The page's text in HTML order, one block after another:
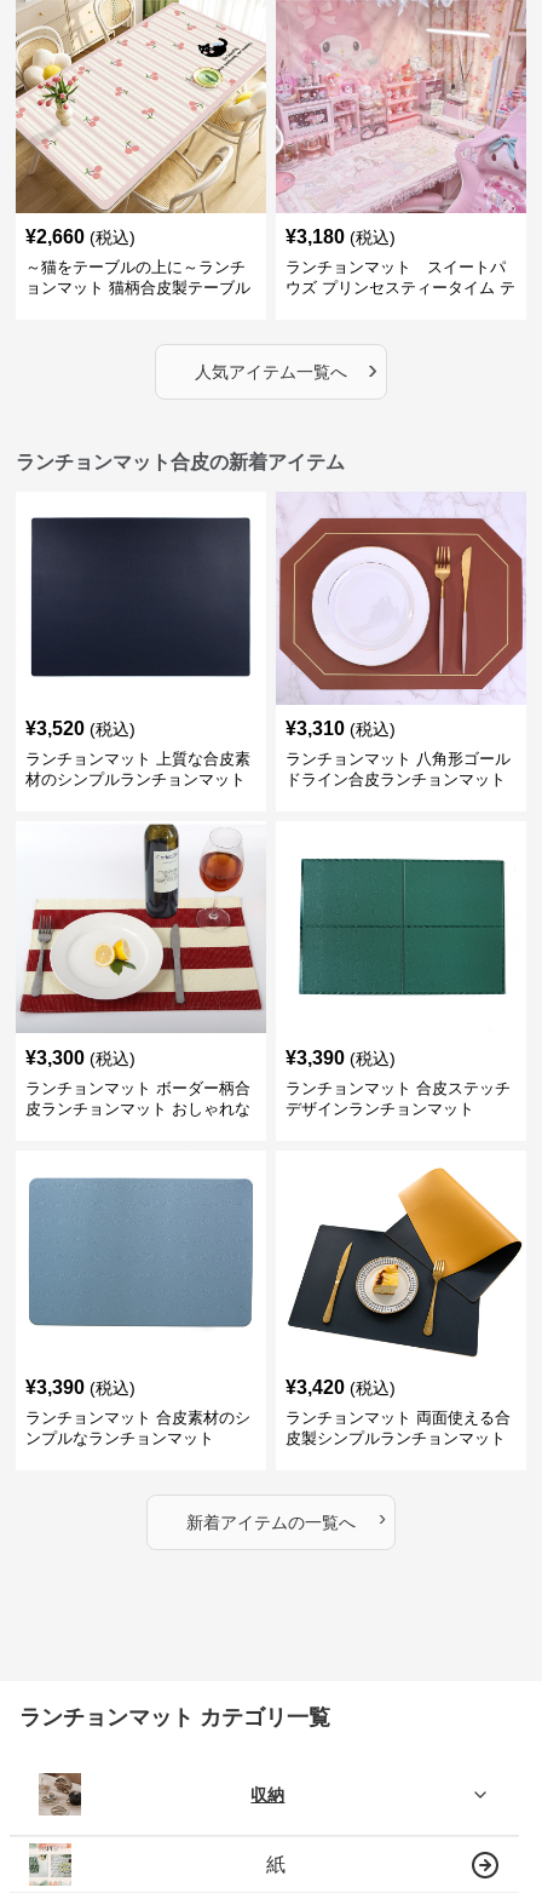
¥2,660 (税込)
～猫をテーブルの上に～ランチ
ョンマット 猫柄合皮製テーブル
トセール皆様に良さを知ってほ
しい～ ～緊急300円引き～
¥3,180 (税込)
ランチョンマット スイートパ
ウズ プリンセスティータイム テ
人気アイテム一覧へ ›
ランチョンマット合皮の新着アイテム
¥3,520 (税込)
ランチョンマット 上質な合皮素
材のシンプルランチョンマット
¥3,310 (税込)
ランチョンマット 八角形ゴール
ドライン合皮ランチョンマット
¥3,300 (税込)
ランチョンマット ボーダー柄合
皮ランチョンマット おしゃれな
¥3,390 (税込)
ランチョンマット 合皮ステッチ
デザインランチョンマット
¥3,390 (税込)
ランチョンマット 合皮素材のシ
ンプルなランチョンマット
¥3,420 (税込)
ランチョンマット 両面使える合
皮製シンプルランチョンマット
新着アイテムの一覧へ ›
ランチョンマット カテゴリ一覧
収納
紙